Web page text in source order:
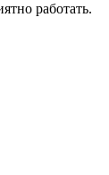
работать.